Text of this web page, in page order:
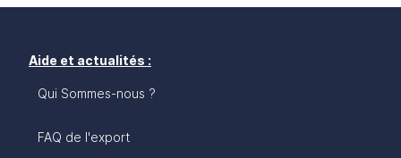
Aide et actualités :
Qui Sommes-nous ?
FAQ de l'export